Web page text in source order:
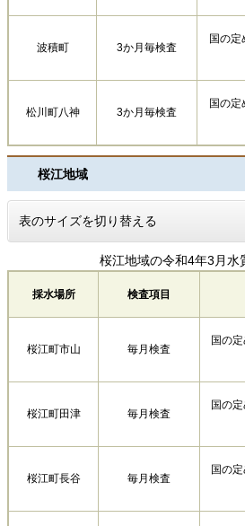
波積町 3か月毎検査
国の定
松川町八神 3か月毎検査
国の定
桜江地域
表のサイズを切り替える
桜江地域の令和4年3月水
採水場所 検査項目
桜江町市山 毎月検査
国の
桜江町田津 毎月検査
国の
桜江町長谷 毎月検査
国の